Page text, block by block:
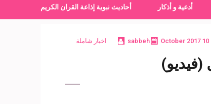
أدعية و أذكار أحاديث نبوية إذاعة القران الكريم
10 October 2017
sabbeh اخبار شاملة
(فيديو)